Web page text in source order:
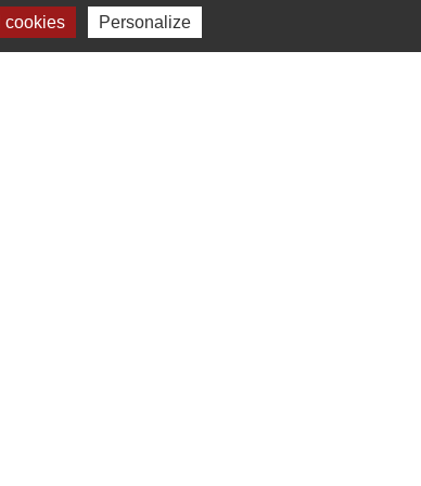
cookies Personalize